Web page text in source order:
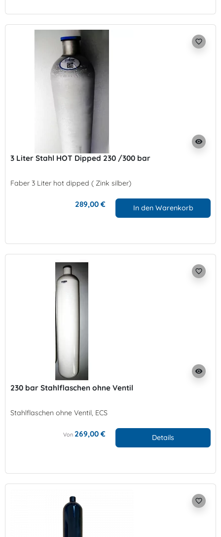
visibility
favorite_border
3 Liter Stahl HOT Dipped 230 /300 bar
Faber 3 Liter hot dipped ( Zink silber)
289,00 € In den Warenkorb
visibility
favorite_border
230 bar Stahlflaschen ohne Ventil
Stahlflaschen ohne Ventil, ECS
Von 269,00 € Details
favorite_border